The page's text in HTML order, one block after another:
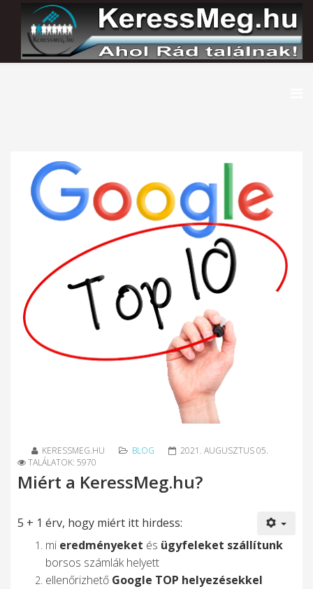
KERESSMEG.HU BLOG
2021. AUGUSZTUS 05.
TALÁLATOK: 5970
Miért a KeressMeg.hu?
5 + 1 érv, hogy miért itt hirdess:
mi eredményeket és ügyfeleket szállítunk
borsos számlák helyett
ellenőrizhető Google TOP helyezésekkel